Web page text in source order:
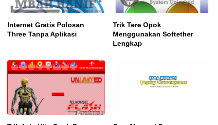
Internet Gratis Polosan
Three Tanpa Aplikasi
Trik Tere Opok
Menggunakan Softether
Lengkap